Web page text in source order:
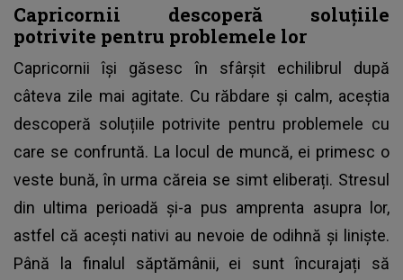
Capricornii descoperă soluțiile
potrivite pentru problemele lor
Capricornii își găsesc în sfârșit echilibrul după
câteva zile mai agitate. Cu răbdare și calm, aceștia
descoperă soluțiile potrivite pentru problemele cu
care se confruntă. La locul de muncă, ei primesc o
veste bună, în urma căreia se simt eliberați. Stresul
din ultima perioadă și-a pus amprenta asupra lor,
astfel că acești nativi au nevoie de odihnă și liniște.
Până la finalul săptămânii, ei sunt încurajați să